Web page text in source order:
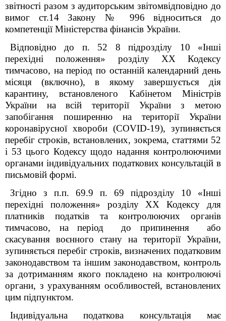
звітності разом з аудиторським звітомвідповідно до
вимог ст.14 Закону № 996 відноситься до
компетенції Міністерства фінансів України.
Відповідно до п. 52 8 підрозділу 10 «Інші
перехідні положення» розділу ХХ Кодексу
тимчасово, на період по останній календарний день
місяця (включно), в якому завершується дія
карантину, встановленого Кабінетом Міністрів
України на всій території України з метою
запобігання поширенню на території України
коронавірусної хвороби (COVID-19), зупиняється
перебіг строків, встановлених, зокрема, статтями 52
і 53 цього Кодексу щодо надання контролюючими
органами індивідуальних податкових консультацій в
письмовій формі.
Згідно з п.п. 69.9 п. 69 підрозділу 10 «Інші
перехідні положення» розділу ХХ Кодексу для
платників податків та контролюючих органів
тимчасово, на період до припинення або
скасування воєнного стану на території України,
зупиняється перебіг строків, визначених податковим
законодавством та іншим законодавством, контроль
за дотриманням якого покладено на контролюючі
органи, з урахуванням особливостей, встановлених
цим підпунктом.
Індивідуальна податкова консультація має